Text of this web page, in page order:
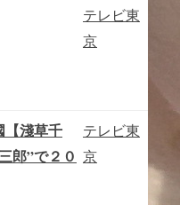
テレビ東
京
【淺草千
郎”で２０
テレビ東
京